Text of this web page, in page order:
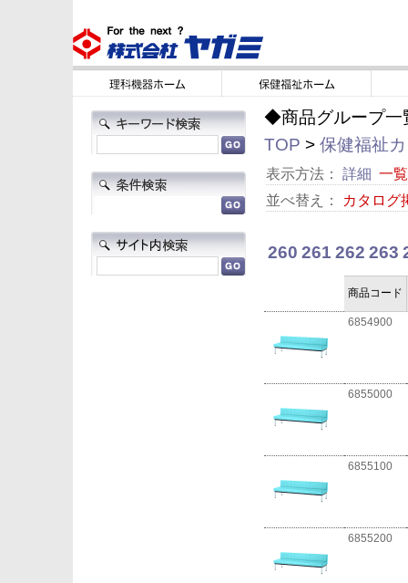
◆商品グループ一
TOP > 保健福祉
表示方法： 詳細 一覧
並べ替え：
カタログ
260 261 262 263
商品コード
6854900
6855000
6855100
6855200